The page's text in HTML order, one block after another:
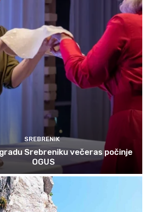
SREBRENIK
Srebreniku večeras počinje
OGUS